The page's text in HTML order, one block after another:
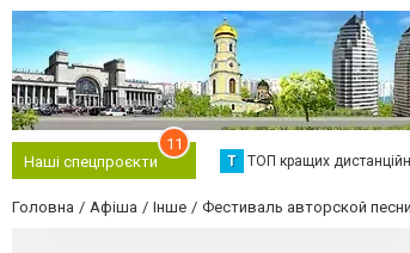
Наші спецпроєкти
11
Т ТОП кращих
Головна Афіша Інше Фестиваль авторской